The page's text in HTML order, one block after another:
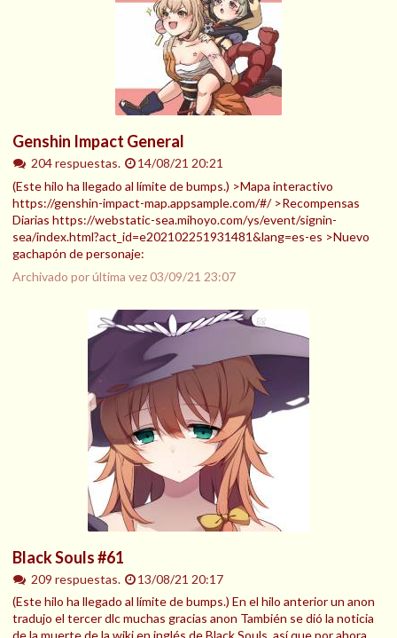
Genshin Impact General
204 respuestas.
14/08/21 20:21
(Este hilo ha llegado al límite de bumps.) >Mapa interactivo
https://genshin-impact-map.appsample.com/#/ >Recompensas
Diarias https://webstatic-sea.mihoyo.com/ys/event/signin-
sea/index.html?act_id=e202102251931481&lang=es-es >Nuevo
gachapón de personaje:
Archivado por última vez03/09/21 23:07
Black Souls #61
209 respuestas.
13/08/21 20:17
(Este hilo ha llegado al límite de bumps.) En el hilo anterior un anon
tradujo el tercer dlc muchas gracias anon También se dió la noticia
de la muerte de la wiki en inglés de Black Souls, así que por ahora